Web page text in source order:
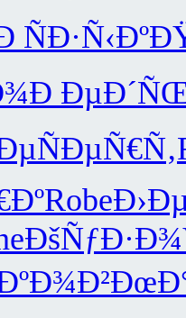
ÑÐ·Ñ‹Ðº
Ð
ÑÐµÑ€Ñ‚
Robe
ÐšÑƒÐ·Ð¾